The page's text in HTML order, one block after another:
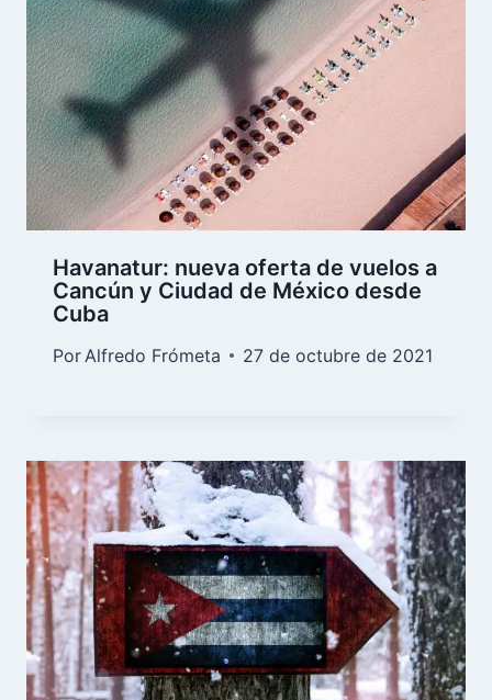
Havanatur: nueva oferta de vuelos a
Cancún y Ciudad de México desde
Cuba
Por Alfredo Frómeta 27 de octubre de 2021